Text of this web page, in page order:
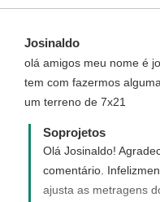
Josinaldo
olá amigos meu nome é
tem com fazermos
um terreno de 7x21
Soprojetos
Olá Josinaldo!
comentário.
ajusta as metragens